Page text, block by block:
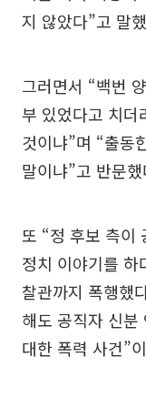
지 않았다”고 말
그러면서 “백번
부 있었다고 치더
것이냐”며 “출동
말이냐”고 반문
또 “정 후보 측이
정치 이야기를 하
찰관까지 폭행했
해도 공직자 신분
대한 폭력 사건”